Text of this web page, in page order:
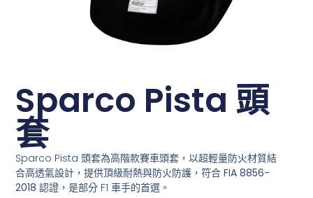
Sparco Pista 頭
套
Sparco Pista 頭套為高階款賽車頭套，以超輕量防火材質結
合高透氣設計 ，提供頂級耐熱與防火防護，符合FIA 8856-
2018 認證，是部分 F1 車手的首選。